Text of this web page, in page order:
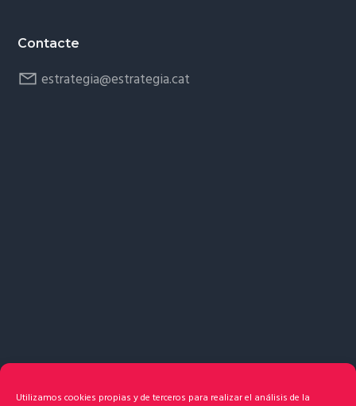
Utilizamos cookies propias y de terceros para realizar el análisis de la
Contacte
estrategia@estrategia.cat